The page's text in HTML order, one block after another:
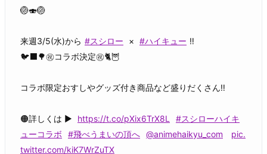
🏐🍣🏐
来週3/5(水)から #スシロー × #ハイキュー ‼
🐦‍⬛🌳㊗コラボ決定㊗🐈🦉
コラボ限定おすしやグッズ付き商品など盛りだくさん‼
🟠詳しくは ▶ https://t.co/pXix6TrX8L
#スシローハイキ
ューコラボ
#飛べうまいの頂へ @animehaikyu_com
pic.
twitter.com/kiK7WrZuTX